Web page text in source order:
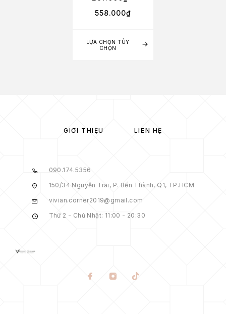
LỰA CHỌN TÙY
CHỌN
558.000₫
GIỚI THIỆU LIÊN HỆ
090.174.5356
150/34 Nguyễn Trãi, P. Bến Thành, Q1, TP.HCM
vivian.corner2019@gmail.com
Thứ 2 - Chủ Nhật: 11:00 - 20:30